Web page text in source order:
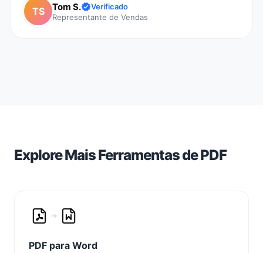
TS Tom S.
Verificado
Representante de Vendas
Explore Mais Ferramentas de PDF
PDF para Word